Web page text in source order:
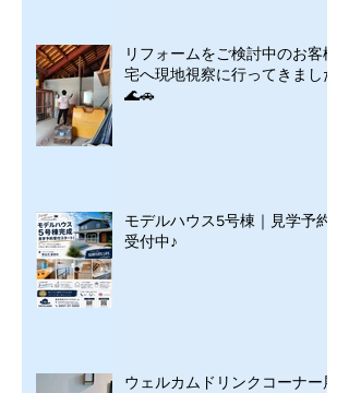
リフォームをご検討中のお客様
宅へ現地視察に行ってきました
🌊🚗
モデルハウス5号棟｜見学予約
受付中♪
ウェルカムドリンクコーナー展